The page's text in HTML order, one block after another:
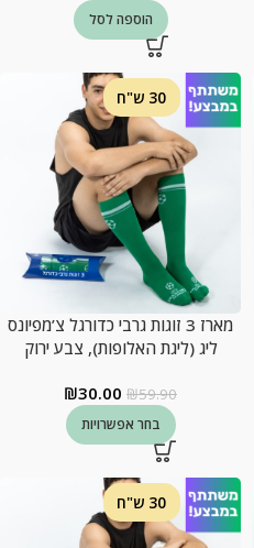
הוספה לסל
30 ש"ח
מארז 3 זוגות גרבי כדורגל צ’מפיונס
ליג (ליגת האלופות), צבע ירוק
₪59.90
₪30.00
בחר אפשרויות
30 ש"ח